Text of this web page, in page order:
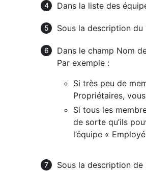
Dans la liste des
Sous la description
Dans le champ Nom
Par exemple :
Si très peu de
Propriétaires,
Si tous les
de sorte qu’ils
l’équipe «
Sous la description de